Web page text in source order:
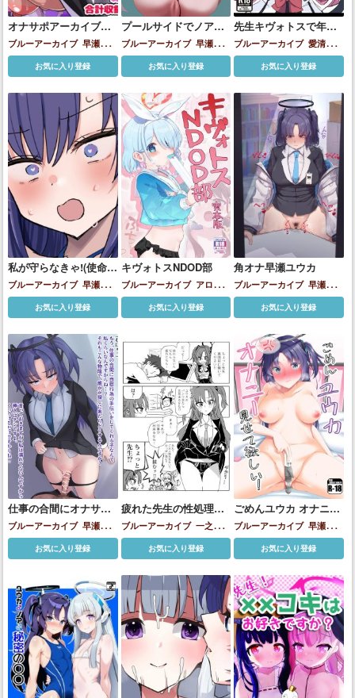
オナサポアーカイブ肉
便器ユウカ編
ブルーアーカイブ 早瀬ユウ
カ
お気に入り登録
プールサイドでノアと
ユウカと3Pしちゃう♡
ブルーアーカイブ 早瀬ユウ
カ生塩ノア
お気に入り登録
先生キヴォトスで年下
の女の子に甘えるのは
恥ずかしいことなんだ
よ
ブルーアーカイブ 愛清フウ
カ才羽モモイ早瀬ユウカ橘
ノゾミ
浅黄ムツキ猫塚ヒビ
コトリ黒崎コユキ
お気に入り登録
私が守らなきゃ!(使命
感)からすぐに催〇アプ
リを先生に使うユウカ
カラーえっつ漫画
ブルーアーカイブ 早瀬ユウ
カ生塩ノア
お気に入り登録
キヴォトスNDOD部
ブルーアーカイブ アロナ
下江コハル小鳥遊ホシノ才
羽ミドリ早瀬ユウカ栗村ア
崎ヒナ阿慈谷ヒフミ
お気に入り登録
角オナ早瀬ユウカ
ブルーアーカイブ 早瀬ユウ
カ
お気に入り登録
仕事の合間にオナサポ
してくれるユウカちゃ
ん
ブルーアーカイブ 早瀬ユウ
カ
お気に入り登録
疲れた先生の性処理を
してくれるユウカとア
スナ
ブルーアーカイブ 一之瀬ア
スナ早瀬ユウカ
お気に入り登録
ごめんユウカ オナニー
見せて欲しい！
ブルーアーカイブ 早瀬ユウ
カ
お気に入り登録